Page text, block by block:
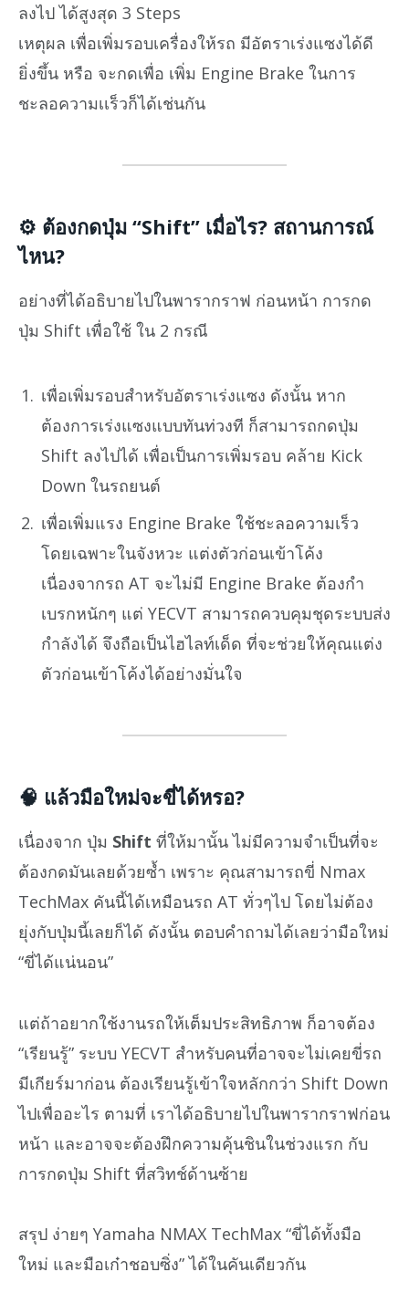
ลงไป ได้สูงสุด 3 Steps
เหตุผล เพื่อเพิ่มรอบเครื่องให้รถ มีอัตราเร่งแซงได้ดี
ยิ่งขึ้น หรือ จะกดเพื่อ เพิ่ม Engine Brake ในการ
ชะลอความเเร็วก็ได้เช่นกัน
⚙️ ต้องกดปุ่ม “Shift” เมื่อไร? สถานการณ์
ไหน?
อย่างที่ได้อธิบายไปในพารากราฟ ก่อนหน้า การกด
ปุ่ม Shift เพื่อใช้ ใน 2 กรณี
เพื่อเพิ่มรอบสำหรับอัตราเร่งแซง ดังนั้น หาก
ต้องการเร่งแซงแบบทันท่วงที ก็สามารถกดปุ่ม
Shift ลงไปได้ เพื่อเป็นการเพิ่มรอบ คล้าย Kick
Down ในรถยนต์
เพื่อเพิ่มแรง Engine Brake ใช้ชะลอความเร็ว
โดยเฉพาะในจังหวะ แต่งตัวก่อนเข้าโค้ง
เนื่องจากรถ AT จะไม่มี Engine Brake ต้องกำ
เบรกหนักๆ แต่ YECVT สามารถควบคุมชุดระบบส่ง
กำลังได้ จึงถือเป็นไฮไลท์เด็ด ที่จะช่วยให้คุณแต่ง
ตัวก่อนเข้าโค้งได้อย่างมั่นใจ
🧠 แล้วมือใหม่จะขี่ได้หรอ?
เนื่องจาก ปุ่ม Shift ที่ให้มานั้น ไม่มีความจำเป็นที่จะ
ต้องกดมันเลยด้วยซ้ำ เพราะ คุณสามารถขี่ Nmax
TechMax คันนี้ได้เหมือนรถ AT ทั่วๆไป โดยไม่ต้อง
ยุ่งกับปุ่มนี้เลยก็ได้ ดังนั้น ตอบคำถามได้เลยว่ามือใหม่
“ขี่ได้แน่นอน”
แต่ถ้าอยากใช้งานรถให้เต็มประสิทธิภาพ ก็อาจต้อง
“เรียนรู้” ระบบ YECVT สำหรับคนที่อาจจะไม่เคยขี่รถ
มีเกียร์มาก่อน ต้องเรียนรู้เข้าใจหลักกว่า Shift Down
ไปเพื่ออะไร ตามที่ เราได้อธิบายไปในพารากราฟก่อน
หน้า และอาจจะต้องฝึกความคุ้นชินในช่วงแรก กับ
การกดปุ่ม Shift ที่สวิทช์ด้านซ้าย
สรุป ง่ายๆ Yamaha NMAX TechMax “ขี่ได้ทั้งมือ
ใหม่ และมือเก๋าชอบซิ่ง” ได้ในคันเดียวกัน